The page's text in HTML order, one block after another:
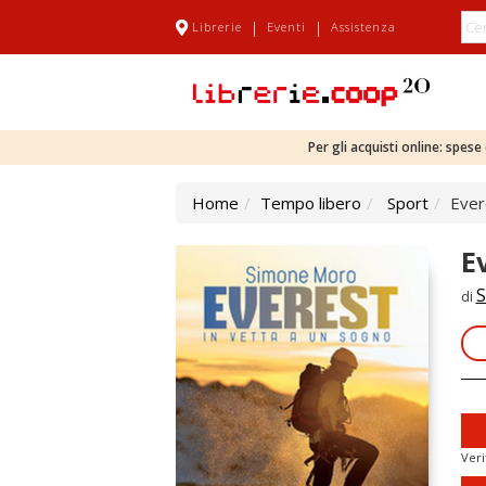
Librerie | Eventi | Assistenza
Per gli acquisti online:
Home Tempo libero Sport
di